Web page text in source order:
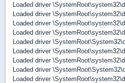
Loaded driver
Loaded driver
Loaded driver
Loaded driver
Loaded driver
Loaded driver
Loaded driver
Loaded driver
Loaded driver